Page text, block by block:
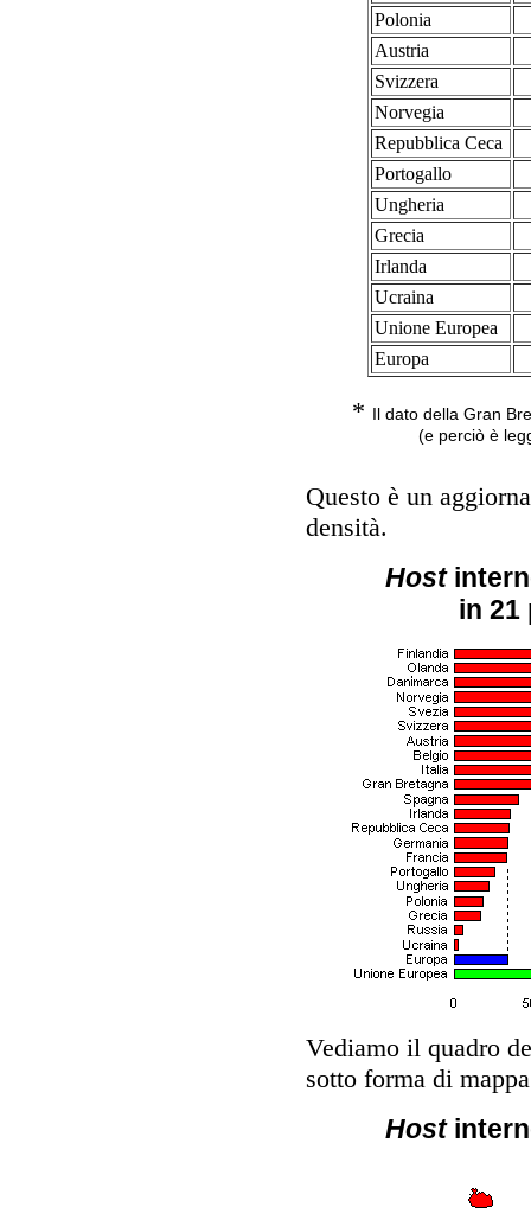
Polonia
Austria
Svizzera
Norvegia
Repubblica Ceca
Portogallo
Ungheria
Grecia
Irlanda
Ucraina
Unione Europea
Europa
*
Il dato della Gran
(e perciò è
Questo è un
densità.
Host
in 21
Vediamo il quadro
sotto forma di
Host